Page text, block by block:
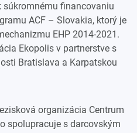
súkromnému financovaniu
ACF – Slovakia, ktorý je
EHP 2014-2021.
Ekopolis v partnerstve s
Bratislava a Karpatskou
organizácia Centrum
spolupracuje s darcovským